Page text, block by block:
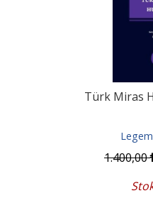
Türk Miras
Legem
1.400,00